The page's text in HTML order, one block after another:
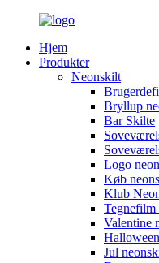
Hjem
Produkter
Neonskilt
Bryllup
Bar Skilte
Logo
Køb
Klub
Tegnefilm
Valentine
Jul